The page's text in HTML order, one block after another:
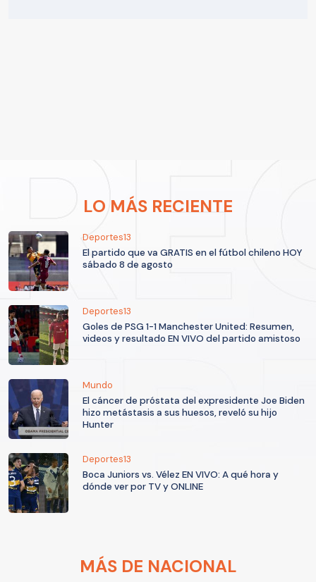
LO MÁS RECIENTE
Deportes13
El partido que va GRATIS en el fútbol chileno HOY
sábado 8 de agosto
Deportes13
Goles de PSG 1-1 Manchester United: Resumen,
videos y resultado EN VIVO del partido amistoso
Mundo
El cáncer de próstata del expresidente Joe Biden
hizo metástasis a sus huesos, reveló su hijo
Hunter
Deportes13
Boca Juniors vs. Vélez EN VIVO: A qué hora y
dónde ver por TV y ONLINE
MÁS DE NACIONAL